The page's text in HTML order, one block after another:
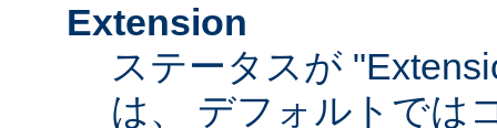
Extension
ステータスが
は、 デフォルトでは